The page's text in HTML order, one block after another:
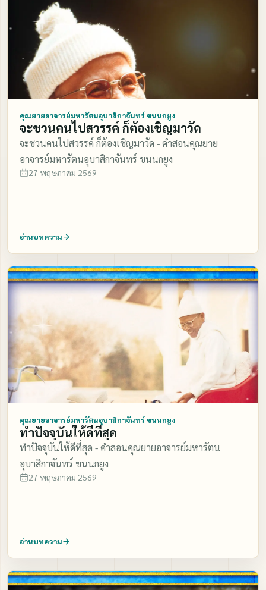
คุณยายอาจารย์มหารัตนอุบาสิกาจันทร์ ขนนกยูง
จะชวนคนไปสวรรค์ ก็ต้องเชิญมาวัด
จะชวนคนไปสวรรค์ ก็ต้องเชิญมาวัด - คำสอนคุณยาย
อาจารย์มหารัตนอุบาสิกาจันทร์ ขนนกยูง
27 พฤษภาคม 2569
อ่านบทความ
คุณยายอาจารย์มหารัตนอุบาสิกาจันทร์ ขนนกยูง
ทำปัจจุบันให้ดีที่สุด
ทำปัจจุบันให้ดีที่สุด - คำสอนคุณยายอาจารย์มหารัตน
อุบาสิกาจันทร์ ขนนกยูง
27 พฤษภาคม 2569
อ่านบทความ